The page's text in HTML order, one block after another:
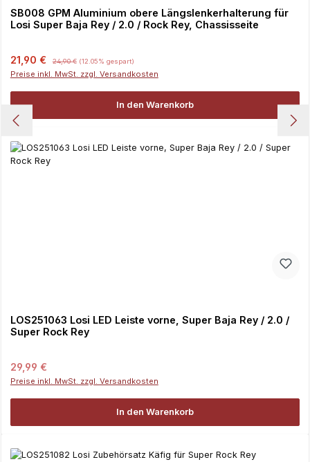
SB008 GPM Aluminium obere Längslenkerhalterung für
Losi Super Baja Rey / 2.0 / Rock Rey, Chassisseite
Verkaufspreis:
21,90 € 24,90 € (12.05% gespart)
Preise inkl. MwSt. zzgl. Versandkosten
In den Warenkorb
LOS251063 Losi LED Leiste vorne, Super Baja Rey / 2.0 /
Super Rock Rey
Regulärer Preis:
29,99 €
Preise inkl. MwSt. zzgl. Versandkosten
In den Warenkorb